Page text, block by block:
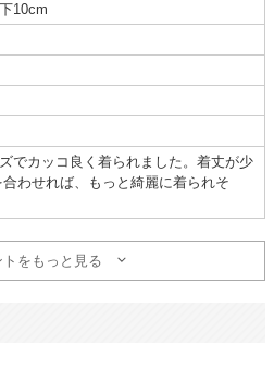
使用時期 :
用しましたが、かっこいいとみんなに評
ることができ、いつも大変助かっており
します。
10cm
でカッコ良く着られました。着丈が少
わせれば、もっと綺麗に着られそ
をもっと見る